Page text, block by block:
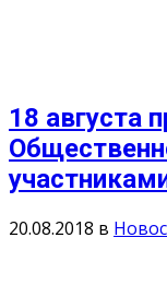
18 августа
20.08.2018 в